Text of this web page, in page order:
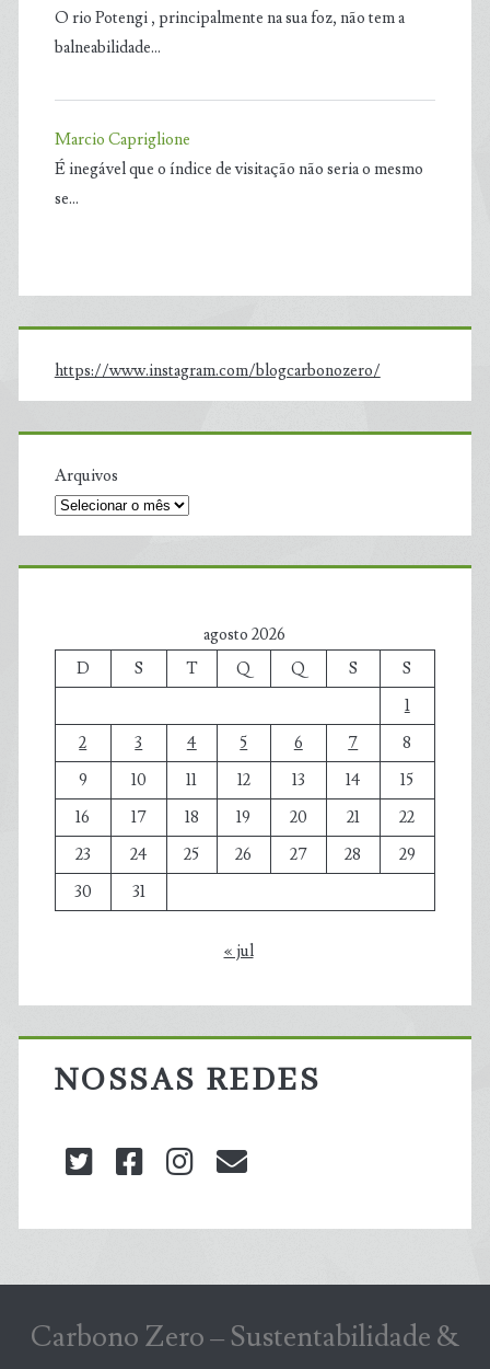
O rio Potengi , principalmente na sua foz, não tem a
balneabilidade…
Marcio Capriglione
É inegável que o índice de visitação não seria o mesmo
se…
https://www.instagram.com/blogcarbonozero/
Arquivos
agosto 2026
D
S T Q Q S
S
1
2
3 4 5 6 7
8
9
10 11 12 13 14
15
16
17 18 19 20 21
22
23
24 25 26 27 28
29
30
31
« jul
NOSSAS REDES
twitterfacebookinstagram
Carbono Zero – Sustentabilidade &